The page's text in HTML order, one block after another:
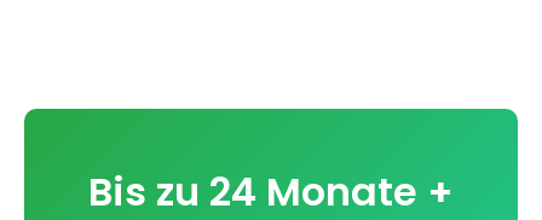
Bis zu 24 Monate +